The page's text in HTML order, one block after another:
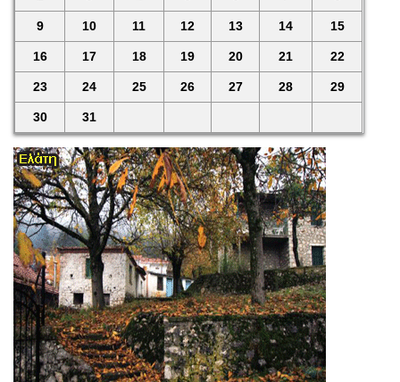
9 10 11 12 13 14 15
16 17 18 19 20 21 22
23 24 25 26 27 28 29
30 31